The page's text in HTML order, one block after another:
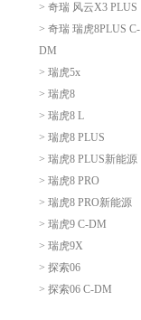
> 奇瑞 风云X3 PLUS
> 奇瑞 瑞虎8PLUS C-
DM
> 瑞虎5x
> 瑞虎8
> 瑞虎8 L
> 瑞虎8 PLUS
> 瑞虎8 PLUS新能源
> 瑞虎8 PRO
> 瑞虎8 PRO新能源
> 瑞虎9 C-DM
> 瑞虎9X
> 探索06
> 探索06 C-DM